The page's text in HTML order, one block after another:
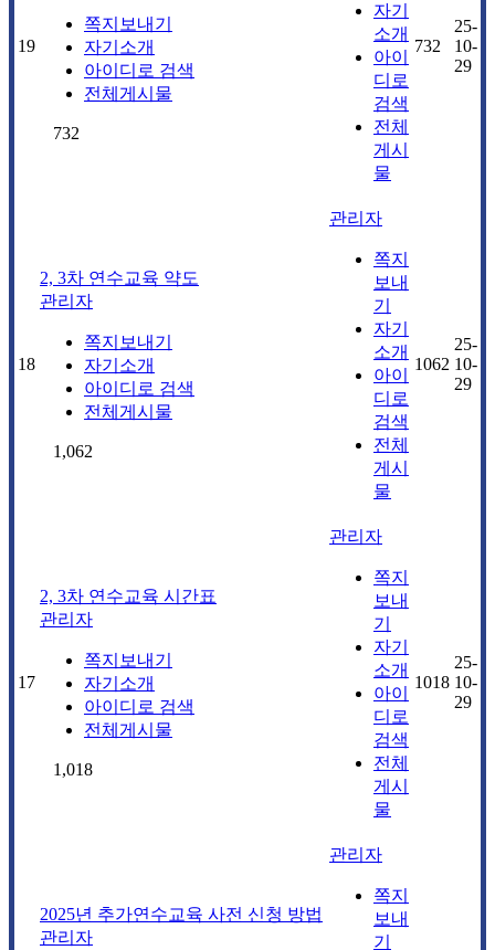
19
쪽지보내기
자기소개
아이디로 검색
전체게시물
732
자기
소개
아이
디로
검색
전체
게시
물
732
25-
10-
29
18
2, 3차 연수교육 약도
관리자
쪽지보내기
자기소개
아이디로 검색
전체게시물
1,062
관리자
쪽지
보내
기
자기
소개
아이
디로
검색
전체
게시
물
1062
25-
10-
29
17
2, 3차 연수교육 시간표
관리자
쪽지보내기
자기소개
아이디로 검색
전체게시물
1,018
관리자
쪽지
보내
기
자기
소개
아이
디로
검색
전체
게시
물
1018
25-
10-
29
2025년 추가연수교육 사전 신청 방법
관리자
관리자
쪽지
보내
기